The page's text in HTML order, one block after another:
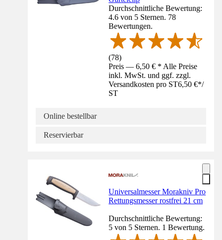
Durchschnittliche Bewertung:
4.6 von 5 Sternen. 78
Bewertungen.
(78)
Preis — 6,50 € * Alle Preise
inkl. MwSt. und ggf. zzgl.
Versandkosten pro ST6,50 €*/
ST
Online bestellbar
Reservierbar
Universalmesser Morakniv Pro
Rettungsmesser rostfrei 21 cm
Durchschnittliche Bewertung:
5 von 5 Sternen. 1 Bewertung.